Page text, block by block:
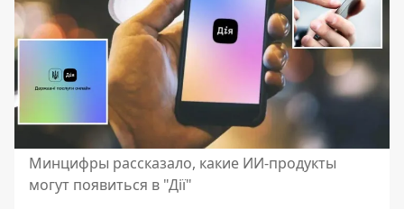
Минцифры рассказало, какие ИИ-продукты
могут появиться в "Дії"